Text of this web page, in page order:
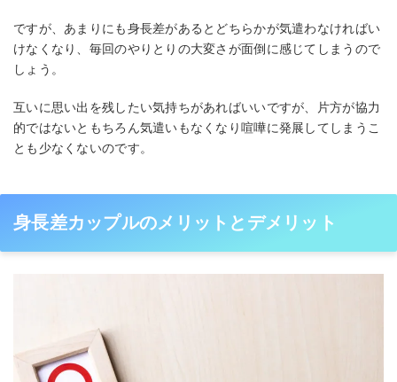
ですが、あまりにも身長差があるとどちらかが気遣わなければい
けなくなり、毎回のやりとりの大変さが面倒に感じてしまうので
しょう。
互いに思い出を残したい気持ちがあればいいですが、片方が協力
的ではないともちろん気遣いもなくなり喧嘩に発展してしまうこ
とも少なくないのです。
身長差カップルのメリットとデメリット